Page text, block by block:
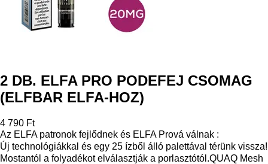
2 DB. ELFA PRO PODEFEJ CSOMAG
(ELFBAR ELFA-HOZ)
4 790 Ft
Az ELFA patronok fejlődnek és ELFA Prová válnak :
Új technológiákkal és egy 25 ízből álló palettával térünk vissza!
Mostantól a folyadékot elválasztják a porlasztótól.QUAQ Mesh